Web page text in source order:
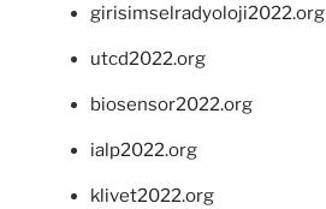
girisimselradyoloji2022.org
utcd2022.org
biosensor2022.org
ialp2022.org
klivet2022.org